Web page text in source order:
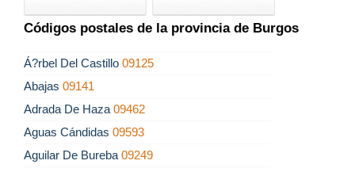
Códigos postales de la provincia de Burgos
Á?rbel Del Castillo 09125
Abajas 09141
Adrada De Haza 09462
Aguas Cándidas 09593
Aguilar De Bureba 09249